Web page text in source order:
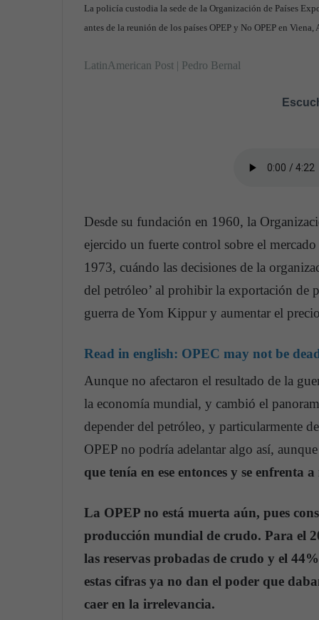
La policía custodia la sede de la Organización de Países
antes de la reunión de los países OPEP y No OPEP en
LatinAmerican Post | Pedro Bernal
Desde su fundación en 1960, la
ejercido un fuerte control sobre el
1973, cuándo las decisiones de la
del petróleo’ al prohibir la exportación de
guerra de Yom Kippur y aumentar el
Read in english: OPEC may not be
Aunque no afectaron el resultado de la
la economía mundial, y cambió el
depender del petróleo, y particularmente
OPEP no podría adelantar algo así,
que tenía en ese entonces y se enfrenta
La OPEP no está muerta aún, pues
producción mundial de crudo. Para el
las reservas probadas de crudo y el
estas cifras ya no dan el poder que
caer en la irrelevancia.